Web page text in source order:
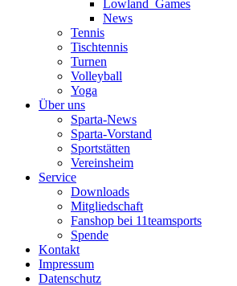
Lowland_Games
News
Tennis
Tischtennis
Turnen
Volleyball
Yoga
Über uns
Sparta-News
Sparta-Vorstand
Sportstätten
Vereinsheim
Service
Downloads
Mitgliedschaft
Fanshop bei 11teamsports
Spende
Kontakt
Impressum
Datenschutz